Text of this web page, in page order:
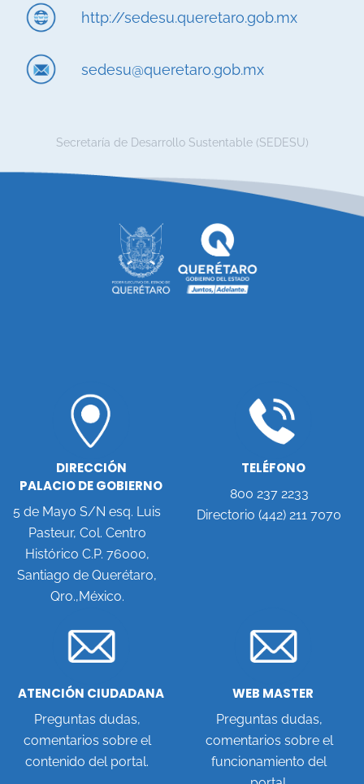
http://sedesu.queretaro.gob.mx
sedesu@queretaro.gob.mx
Secretaría de Desarrollo Sustentable (SEDESU)
DIRECCIÓN
PALACIO DE GOBIERNO
5 de Mayo S/N esq. Luis
Pasteur, Col. Centro
Histórico C.P. 76000,
Santiago de Querétaro,
Qro.,México.
TELÉFONO
800 237 2233
Directorio (442) 211 7070
ATENCIÓN CIUDADANA
Preguntas dudas,
comentarios sobre el
contenido del portal.
WEB MASTER
Preguntas dudas,
comentarios sobre el
funcionamiento del